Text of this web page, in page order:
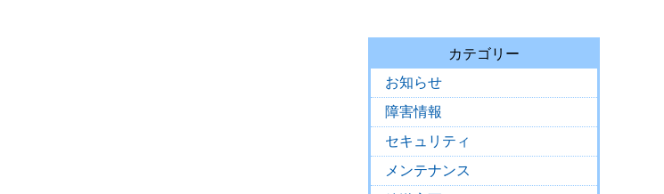
カテゴリー
お知らせ
障害情報
セキュリティ
メンテナンス